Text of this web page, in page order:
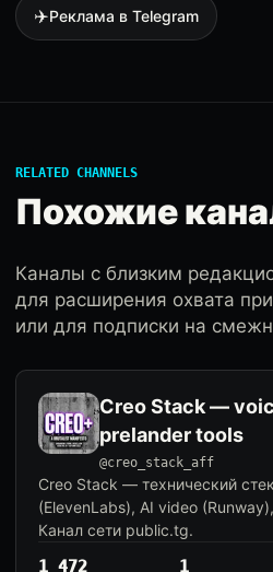
✈️Реклама в Telegram
RELATED CHANNELS
Похожие
Каналы с близким
для расширения охвата
или для подписки на
Creo Stack —
prelander tools
@creo_stack_aff
Creo Stack — технический
(ElevenLabs), AI video
Канал сети public.tg.
1 472 1